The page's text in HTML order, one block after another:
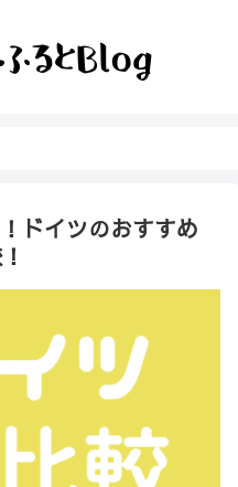
ドイツのおすすめ